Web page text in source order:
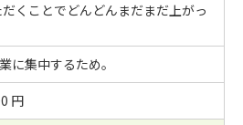
くことでどんどんまだまだ上がっ
に集中するため。
円